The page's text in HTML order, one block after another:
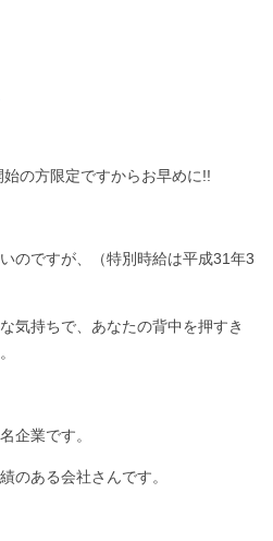
の方限定ですからお早めに!!
のですが、（特別時給は平成31年3
気持ちで、あなたの背中を押すき
企業です。
のある会社さんです。